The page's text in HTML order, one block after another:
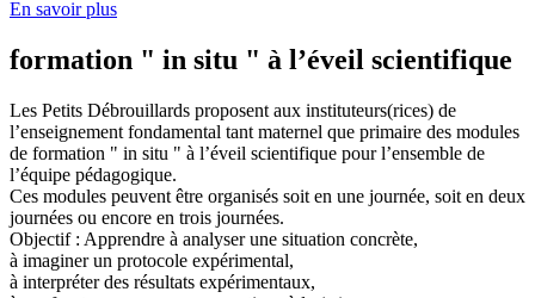
En savoir plus
formation " in situ " à l’éveil scientifique
Les Petits Débrouillards proposent aux instituteurs(rices) de
l’enseignement fondamental tant maternel que primaire des modules
de formation " in situ " à l’éveil scientifique pour l’ensemble de
l’équipe pédagogique.
Ces modules peuvent être organisés soit en une journée, soit en deux
journées ou encore en trois journées.
Objectif : Apprendre à analyser une situation concrète,
à imaginer un protocole expérimental,
à interpréter des résultats expérimentaux,